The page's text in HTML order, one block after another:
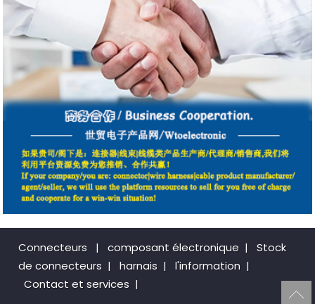
Connecteurs | composant électronique |
Stock
de connecteurs | harnais | l'information |
Contact et services |